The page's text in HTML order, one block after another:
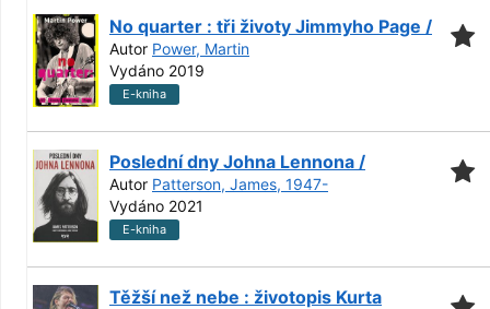
No quarter : tři životy Jimmyho Page /
Autor Power, Martin
Vydáno 2019
E-kniha
Poslední dny Johna Lennona /
Autor Patterson, James, 1947-
Vydáno 2021
E-kniha
Těžší než nebe : životopis Kurta